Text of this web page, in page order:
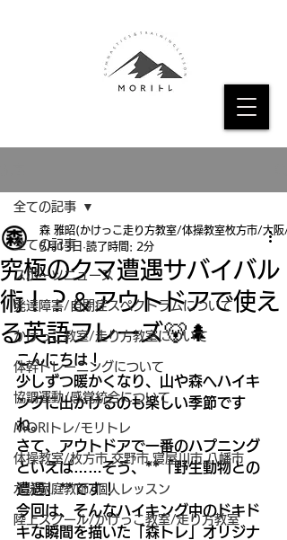
全ての記事
スポーツニュース
発達障害/自閉症スペクトラムについて
かけっこ教室/走り方教室について
体幹トレーニングについて
協調運動/感覚統合について
MORIトレ/モリトレ
体操教室/枚方市,交野市,寝屋川市,八幡市
水泳家庭教師/個人レッスン
陸上スクール/かけっこ教室/走り方教室
全ての記事
究極のクマ遭遇サバイバル
術！？＆アウトドアで使え
る英語フレーズ🐻🌲
森 雅昭(かけっこ走り方教室/体操教室枚方市/大阪/
5月13日 読了時間: 2分
こんにちは！
少しずつ暖かくなり、山や森へハイキ
ングに出かけるのも楽しい季節です
ね。
さて、アウトドアで一番のハプニング
といえば……そう、**「野生動物との
遭遇」**です！
今回は、そんなハイキング中のドキド
キな瞬間を描いた「森トレ」オリジナ